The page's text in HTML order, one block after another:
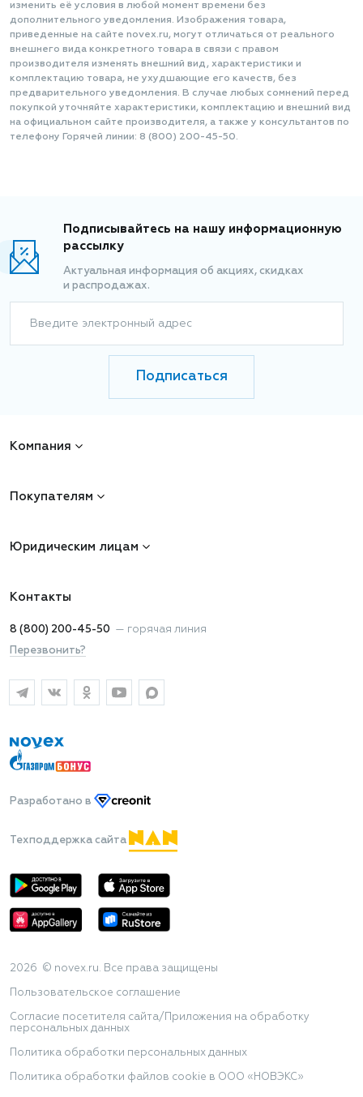
изменить её условия в любой момент времени без
дополнительного уведомления. Изображения товара,
приведенные на сайте novex.ru, могут отличаться от реального
внешнего вида конкретного товара в связи с правом
производителя изменять внешний вид, характеристики и
комплектацию товара, не ухудшающие его качеств, без
предварительного уведомления. В случае любых сомнений перед
покупкой уточняйте характеристики, комплектацию и внешний вид
на официальном сайте производителя, а также у консультантов по
телефону Горячей линии: 8 (800) 200-45-50.
Подписывайтесь на нашу информационную
рассылку
Актуальная информация об акциях, скидках
и распродажах.
Введите электронный адрес
Подписаться
Компания
Покупателям
Юридическим лицам
Контакты
8 (800) 200-45-50 — горячая линия
Перезвонить?
Разработано в
Техподдержка сайта
2026 © novex.ru. Все права защищены
Пользовательское соглашение
Согласие посетителя сайта/Приложения на обработку
персональных данных
Политика обработки персональных данных
Политика обработки файлов cookie в ООО «НОВЭКС»